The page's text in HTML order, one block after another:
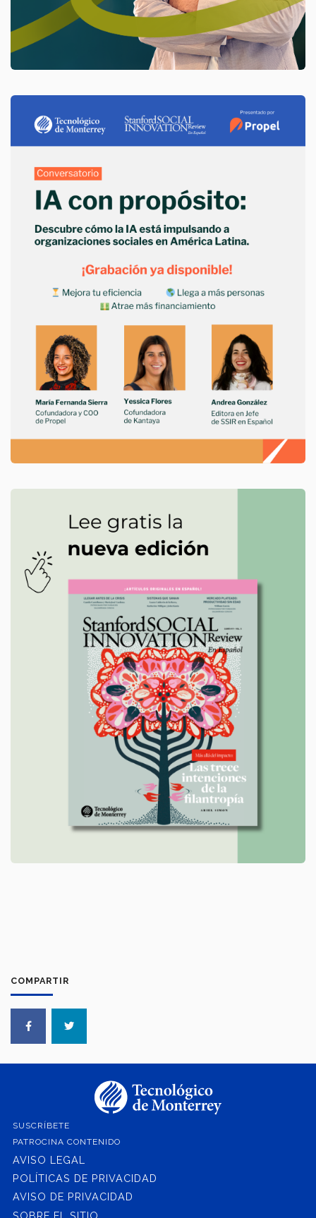
COMPARTIR
SUSCRÍBETE
PATROCINA CONTENIDO
AVISO LEGAL
POLÍTICAS DE PRIVACIDAD
AVISO DE PRIVACIDAD
SOBRE EL SITIO